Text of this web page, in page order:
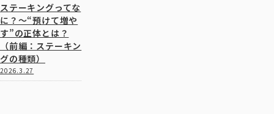
ステーキングってな
に？～“預けて増や
す”の正体とは？
（前編：ステーキン
グの種類）
2026.3.27